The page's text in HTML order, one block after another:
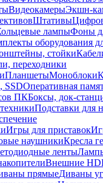
ВидеокамерыЭкшн-
Штативы
лампыФоны
оборудования
стойки
переходники
ПланшетыМоноблоки
SSDОперативная
ПКБоксы, док-
Подставки для
Игры для приставок
наушникиКресла
ленты
Внешние
прямыеДиваны